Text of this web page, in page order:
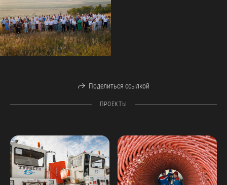
Поделиться ссылкой
ПРОЕКТЫ